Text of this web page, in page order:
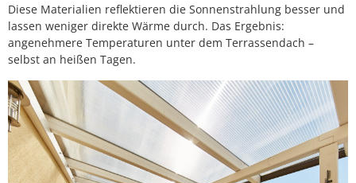
Diese Materialien reflektieren die Sonnenstrahlung besser und
lassen weniger direkte Wärme durch. Das Ergebnis:
angenehmere Temperaturen unter dem Terrassendach –
selbst an heißen Tagen.